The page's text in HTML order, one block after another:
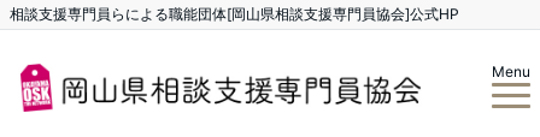
相談支援専門員らによる職能団体[岡山県相談支援専門員協会]公式HP
Menu